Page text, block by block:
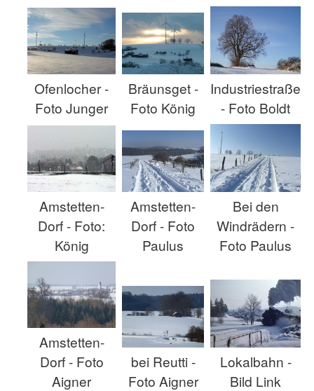
Ofenlocher -
Foto Junger
Bräunsget -
Foto König
Industriestraße
- Foto Boldt
Amstetten-
Dorf - Foto:
König
Amstetten-
Dorf - Foto
Paulus
Bei den
Windrädern -
Foto Paulus
Amstetten-
Dorf - Foto
Aigner
bei Reutti -
Foto Aigner
Lokalbahn -
Bild Link